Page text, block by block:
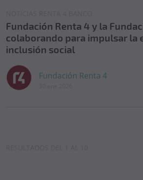
Fundación Renta 4 y la
colaborando para impulsar la
inclusión social
Fundación Renta 4